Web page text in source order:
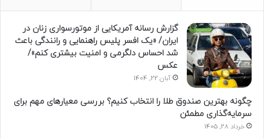
گزارش رسانه آمریکایی از موتورسواری زنان در
ایران/ «یک افسر پلیس راهنمایی و رانندگی باعث
شد احساس دلگرمی و امنیت بیشتری کنم»/
عکس
آبان 22, 1404
چگونه بهترین صندوق طلا را انتخاب کنیم؟ بررسی معیارهای مهم برای
سرمایه‌گذاری مطمئن
خرداد 28, 1405